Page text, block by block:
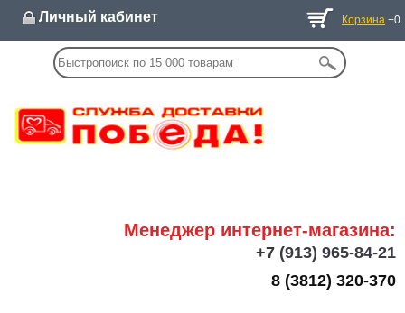
Личный кабинет Корзина +0
Менеджер интернет-магазина:
+7 (913) 965-84-21
8 (3812) 320-370